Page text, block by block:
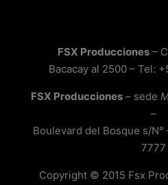
FSX Producciones –
Bacacay al 2500 – Tel:
FSX Producciones – sede
–
Boulevard del Bosque s/
7777
Copyright © 2015 Fsx